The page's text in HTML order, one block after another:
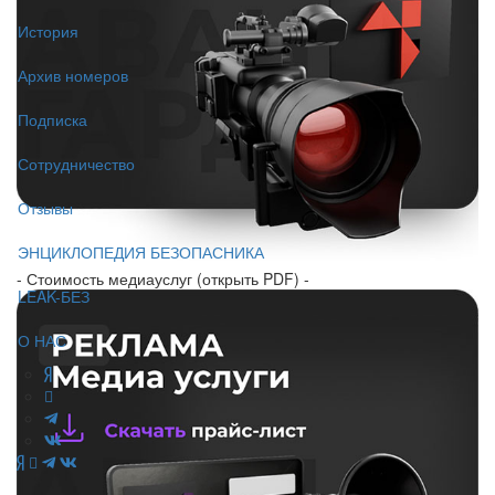
История
Архив номеров
Подписка
Сотрудничество
Отзывы
ЭНЦИКЛОПЕДИЯ БЕЗОПАСНИКА
LEAK-БЕЗ
О НАС
- Стоимость медиауслуг (открыть PDF) -